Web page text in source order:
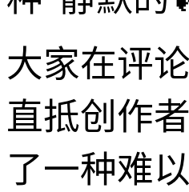
大家在评
直抵创作
了一种难